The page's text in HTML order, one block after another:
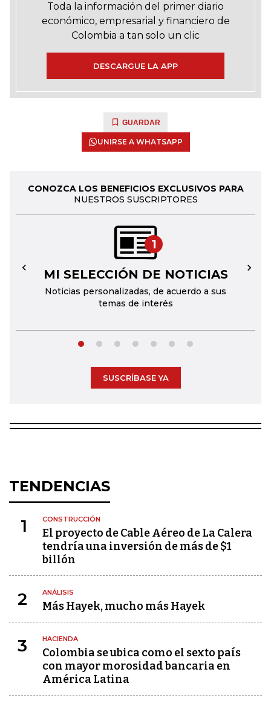
Toda la información del primer diario
económico, empresarial y financiero de
Colombia a tan solo un clic
DESCARGUE LA APP
GUARDAR
UNIRSE A WHATSAPP
CONOZCA LOS BENEFICIOS EXCLUSIVOS PARA
NUESTROS SUSCRIPTORES
1
MI SELECCIÓN DE NOTICIAS
Noticias personalizadas, de acuerdo a sus
temas de interés
← →
SUSCRÍBASE YA
TENDENCIAS
1 CONSTRUCCIÓN
El proyecto de Cable Aéreo de La Calera
tendría una inversión de más de $1
billón
2 ANÁLISIS
Más Hayek, mucho más Hayek
3 HACIENDA
Colombia se ubica como el sexto país
con mayor morosidad bancaria en
América Latina